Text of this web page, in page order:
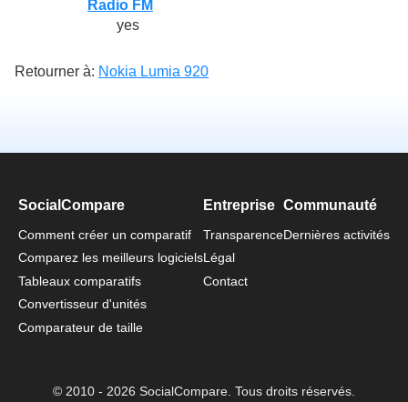
Radio FM
yes
Retourner à: Nokia Lumia 920
SocialCompare
Comment créer un comparatif
Comparez les meilleurs logiciels
Tableaux comparatifs
Convertisseur d'unités
Comparateur de taille
Entreprise
Transparence
Légal
Contact
Communauté
Dernières activités
© 2010 - 2026 SocialCompare. Tous droits réservés.